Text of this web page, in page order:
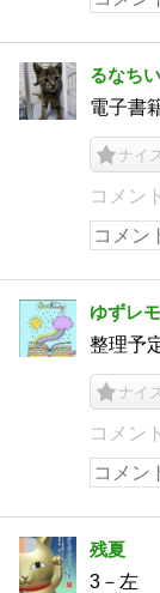
るなちい
電子書
ナイ
コメン
ゆずレ
整理予
ナイ
コメン
残夏
3－左